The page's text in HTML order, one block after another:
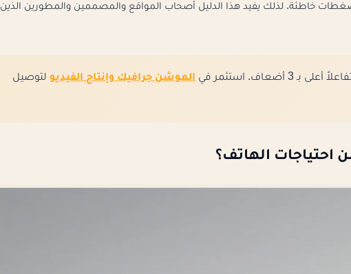
ضغطات خاطئة. لذلك يفيد هذا الدليل أصحاب المواقع والمصممين والمطورين الذين
3 أضعاف. استثمر في الموشن جرافيك وإنتاج الفيديو لتوصيل